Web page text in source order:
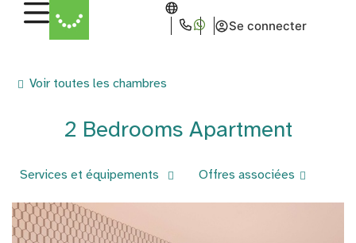
Se connecter
Voir toutes les chambres
2 Bedrooms Apartment
Services et équipements Offres associées